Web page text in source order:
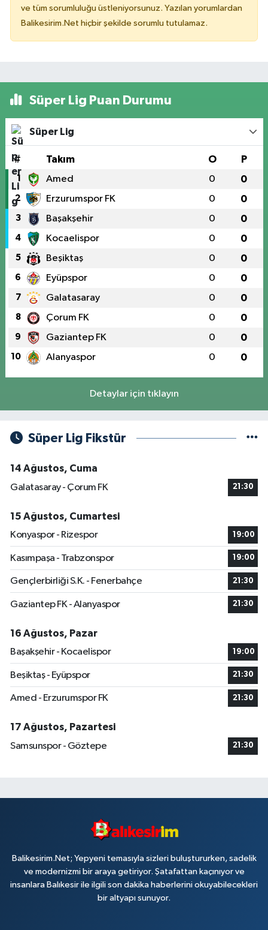
ve tüm sorumluluğu üstleniyorsunuz. Yazılan yorumlardan
Balikesirim.Net hiçbir şekilde sorumlu tutulamaz.
Süper Lig Puan Durumu
Süper Lig
# Takım O P
1 Amed 0 0
2 Erzurumspor FK 0 0
3 Başakşehir 0 0
4 Kocaelispor 0 0
5 Beşiktaş 0 0
6 Eyüpspor 0 0
7 Galatasaray 0 0
8 Çorum FK 0 0
9 Gaziantep FK 0 0
10 Alanyaspor 0 0
Detaylar için tıklayın
Süper Lig Fikstür
14 Ağustos, Cuma
Galatasaray - Çorum FK
21:30
15 Ağustos, Cumartesi
Konyaspor - Rizespor
19:00
Kasımpaşa - Trabzonspor 19:00
Gençlerbirliği S.K. - Fenerbahçe 21:30
Gaziantep FK - Alanyaspor 21:30
16 Ağustos, Pazar
Başakşehir - Kocaelispor
19:00
Beşiktaş - Eyüpspor 21:30
Amed - Erzurumspor FK 21:30
17 Ağustos, Pazartesi
Samsunspor - Göztepe
21:30
Balikesirim.Net; Yepyeni temasıyla sizleri buluştururken, sadelik
ve modernizmi bir araya getiriyor. Şatafattan kaçınıyor ve
insanlara Balıkesir ile ilgili son dakika haberlerini okuyabilecekleri
bir altyapı sunuyor.